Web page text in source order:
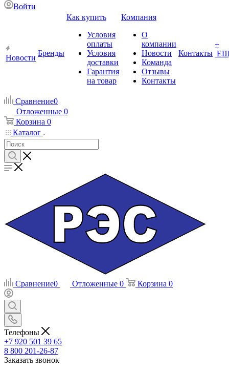
Войти
Новости
Бренды
Как купить
Условия
оплаты
Условия
доставки
Гарантия
на товар
Компания
О
компании
Новости
Команда
Отзывы
Контакты
Контакты
+
Сравнение0
Отложенные 0
Корзина 0
Каталог
Сравнение0 Отложенные 0 Корзина 0
Телефоны
+7 920 501 39 65
8 800 201-26-87
Заказать звонок